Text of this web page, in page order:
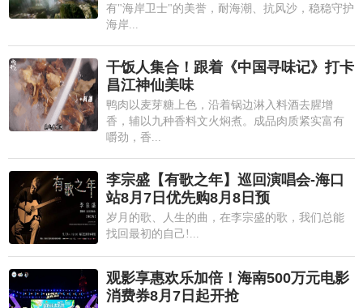
有"海岸卫士"的美誉，耐海潮、抗风沙，稳稳守护
海岸...
干饭人集合！跟着《中国寻味记》打卡
昌江神仙美味
鸭肉以麦芽糖上色，沿着锅边淋入料酒去腥增
香，辅以九种香料文火焖煮。成品肉质紧实富有
嚼劲，香...
李宗盛【有歌之年】巡回演唱会-海口
站8月7日优先购8月8日预
岁月的歌、人生的曲，在李宗盛的歌，我们总能
找回最初的自己!...
观影享惠欢乐加倍！海南500万元电影
消费券8月7日起开抢